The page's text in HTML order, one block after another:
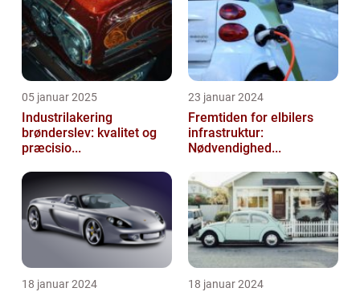
05 januar 2025
Industrilakering
brønderslev: kvalitet og
præcisio...
23 januar 2024
Fremtiden for elbilers
infrastruktur:
Nødvendighed...
18 januar 2024 18 januar 2024